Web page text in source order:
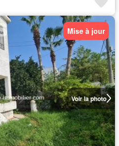
Voir la photo
Mise à jour